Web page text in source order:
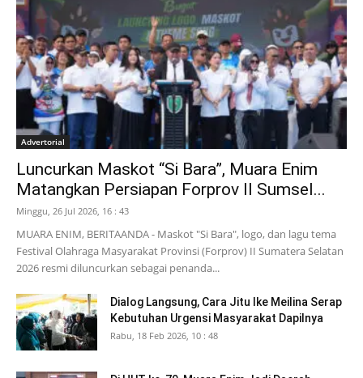
Advertorial
Luncurkan Maskot “Si Bara”, Muara Enim
Matangkan Persiapan Forprov II Sumsel...
Minggu, 26 Jul 2026, 16 : 43
MUARA ENIM, BERITAANDA - Maskot "Si Bara", logo, dan lagu tema
Festival Olahraga Masyarakat Provinsi (Forprov) II Sumatera Selatan
2026 resmi diluncurkan sebagai penanda...
Dialog Langsung, Cara Jitu Ike Meilina Serap
Kebutuhan Urgensi Masyarakat Dapilnya
Rabu, 18 Feb 2026, 10 : 48